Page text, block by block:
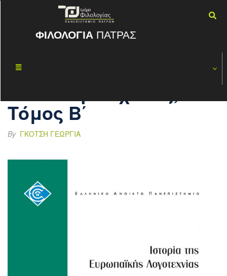
ΦΙΛΟΛΟΓΙΑ ΠΑΤΡΑΣ
30
Τόμος Β΄
By ΓΚΌΤΣΗ ΓΕΩΡΓΊΑ